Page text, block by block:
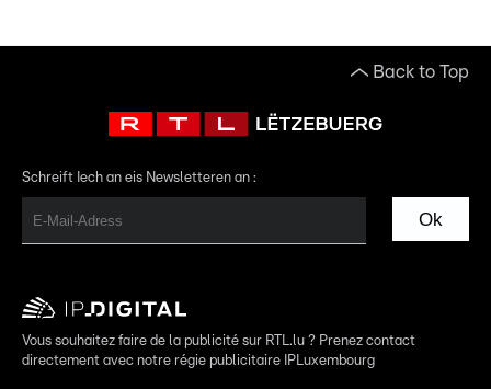
Back to Top
Schreift Iech an eis Newsletteren an :
Ok
Vous souhaitez faire de la publicité sur RTL.lu ? Prenez contact
directement avec notre régie publicitaire IPLuxembourg